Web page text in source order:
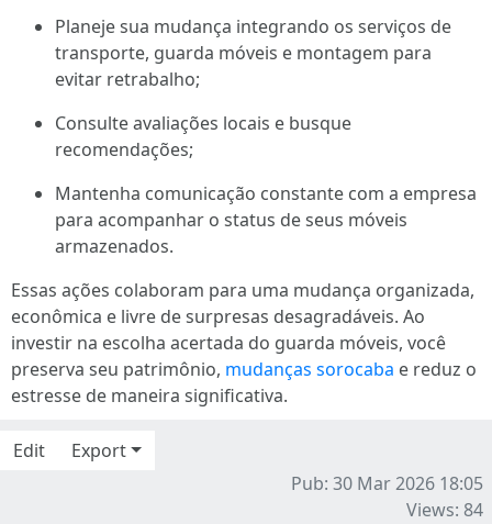
Planeje sua mudança integrando os serviços de
transporte, guarda móveis e montagem para
evitar retrabalho;
Consulte avaliações locais e busque
recomendações;
Mantenha comunicação constante com a empresa
para acompanhar o status de seus móveis
armazenados.
Essas ações colaboram para uma mudança organizada,
econômica e livre de surpresas desagradáveis. Ao
investir na escolha acertada do guarda móveis, você
preserva seu patrimônio, mudanças sorocaba e reduz o
estresse de maneira significativa.
Edit
Export
Pub: 30 Mar 2026 18:05
Views: 84